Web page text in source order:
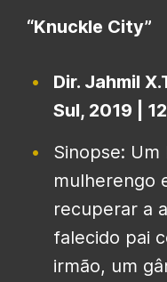
“Knuckle City”
Dir. Jahmil
Sul, 2019 |
Sinopse:
mulherengo
recuperar a
falecido pai
irmão, um